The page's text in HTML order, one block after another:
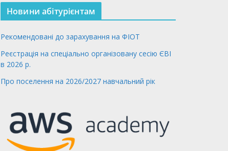
Новини абітурієнтам
Рекомендовані до зарахування на ФІОТ
Реєстрація на спеціально організовану сесію ЄВІ
в 2026 р.
Про поселення на 2026/2027 навчальний рік